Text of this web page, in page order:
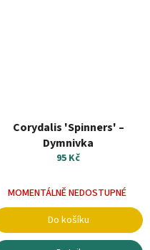
Corydalis 'Spinners' –
Dymnivka
95 Kč
MOMENTÁLNĚ NEDOSTUPNÉ
Do košíku